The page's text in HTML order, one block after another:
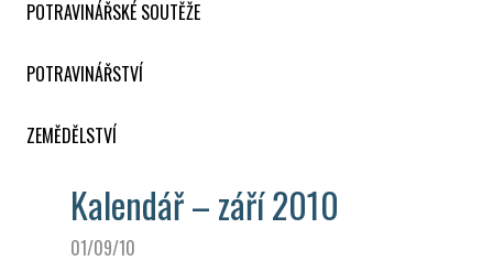
POTRAVINÁŘSKÉ SOUTĚŽE
POTRAVINÁŘSTVÍ
ZEMĚDĚLSTVÍ
Kalendář – září 2010
01/09/10